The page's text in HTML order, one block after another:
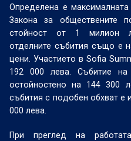
Определена е
Закона за обществените
стойност от 1 милион
отделните събития също е
цени. Участието в Sofia
192 000 лева. Събитие на
остойностено на 144 300
събития с подобен обхват е
000 лева.
При преглед на